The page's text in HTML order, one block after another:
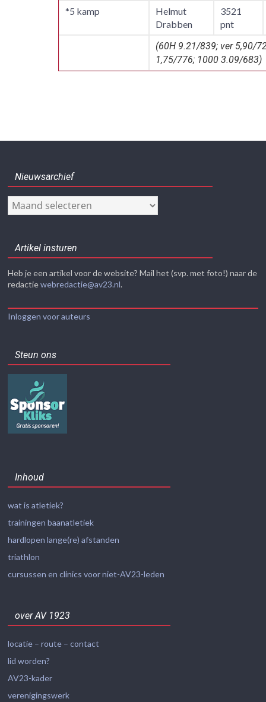
*5 kamp
Helmut
Drabben
3521
pnt
(60H 9.21/839; ver 5,90/
1,75/776; 1000 3.09/683)
Nieuwsarchief
Nieuwsarchief
Artikel insturen
Heb je een artikel voor de website? Mail het (svp. met foto!) naar de
redactiewebredactie@av23.nl.
Inloggen voor auteurs
Steun ons
Inhoud
wat is atletiek?
trainingen baanatletiek
hardlopen lange(re) afstanden
triathlon
cursussen en clinics voor niet-AV23-leden
over AV 1923
locatie – route – contact
lid worden?
AV23-kader
verenigingswerk